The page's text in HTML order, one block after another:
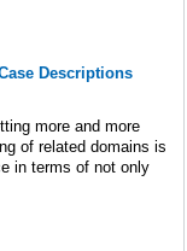
Descriptions
more and more
of related domains is
in terms of not only